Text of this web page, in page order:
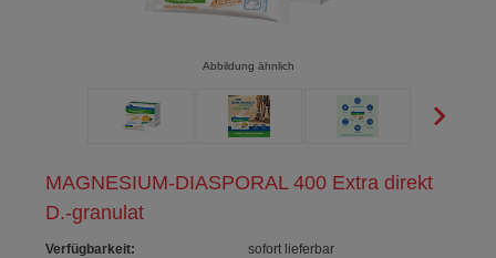
MAGNESIUM-DIASPORAL 400 Extra direkt
D.-granulat
Verfügbarkeit:
sofort lieferbar
Abbildung ähnlich